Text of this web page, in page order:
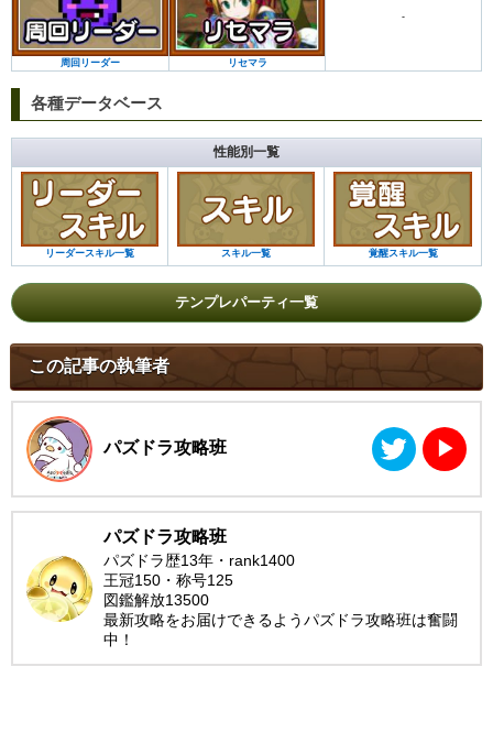
周回リーダー リセマラ
-
各種データベース
性能別一覧
リーダースキル一覧 スキル一覧 覚醒スキル一覧
テンプレパーティ一覧
この記事の執筆者
パズドラ攻略班 ▶︎
パズドラ攻略班
パズドラ歴13年・rank1400
王冠150・称号125
図鑑解放13500
最新攻略をお届けできるようパズドラ攻略班は奮闘
中！